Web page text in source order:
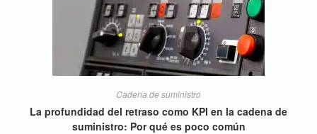
Cadena de suministro
La profundidad del retraso como KPI en la cadena de
suministro: Por qué es poco común